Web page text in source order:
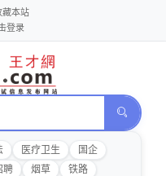
藏本站
登录
医疗卫生
国企
聘 烟草 铁路